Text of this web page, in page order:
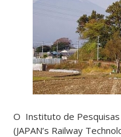
O Instituto de Pesquisas
(JAPAN’s Railway